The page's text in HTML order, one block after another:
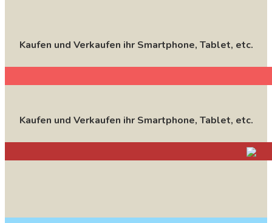
Kaufen und Verkaufen ihr Smartphone, Tablet, etc.
Kaufen und Verkaufen ihr Smartphone, Tablet, etc.